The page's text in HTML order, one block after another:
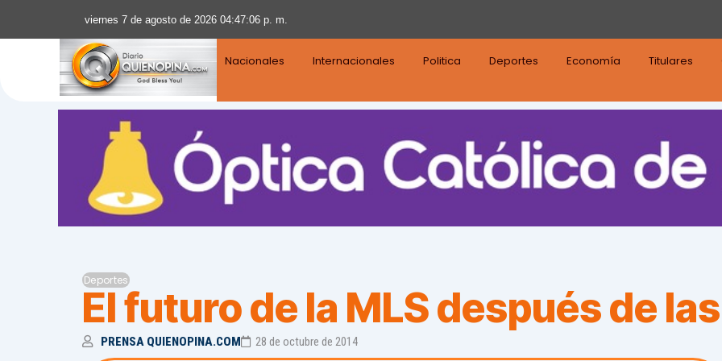
viernes 7 de agosto de 2026 04:47:07 p. m.
Nacionales Internacionales Politica Deportes Economía Titulares
Deportes
El futuro de la MLS después de
PRENSA QUIENOPINA.COM 28 de octubre de 2014